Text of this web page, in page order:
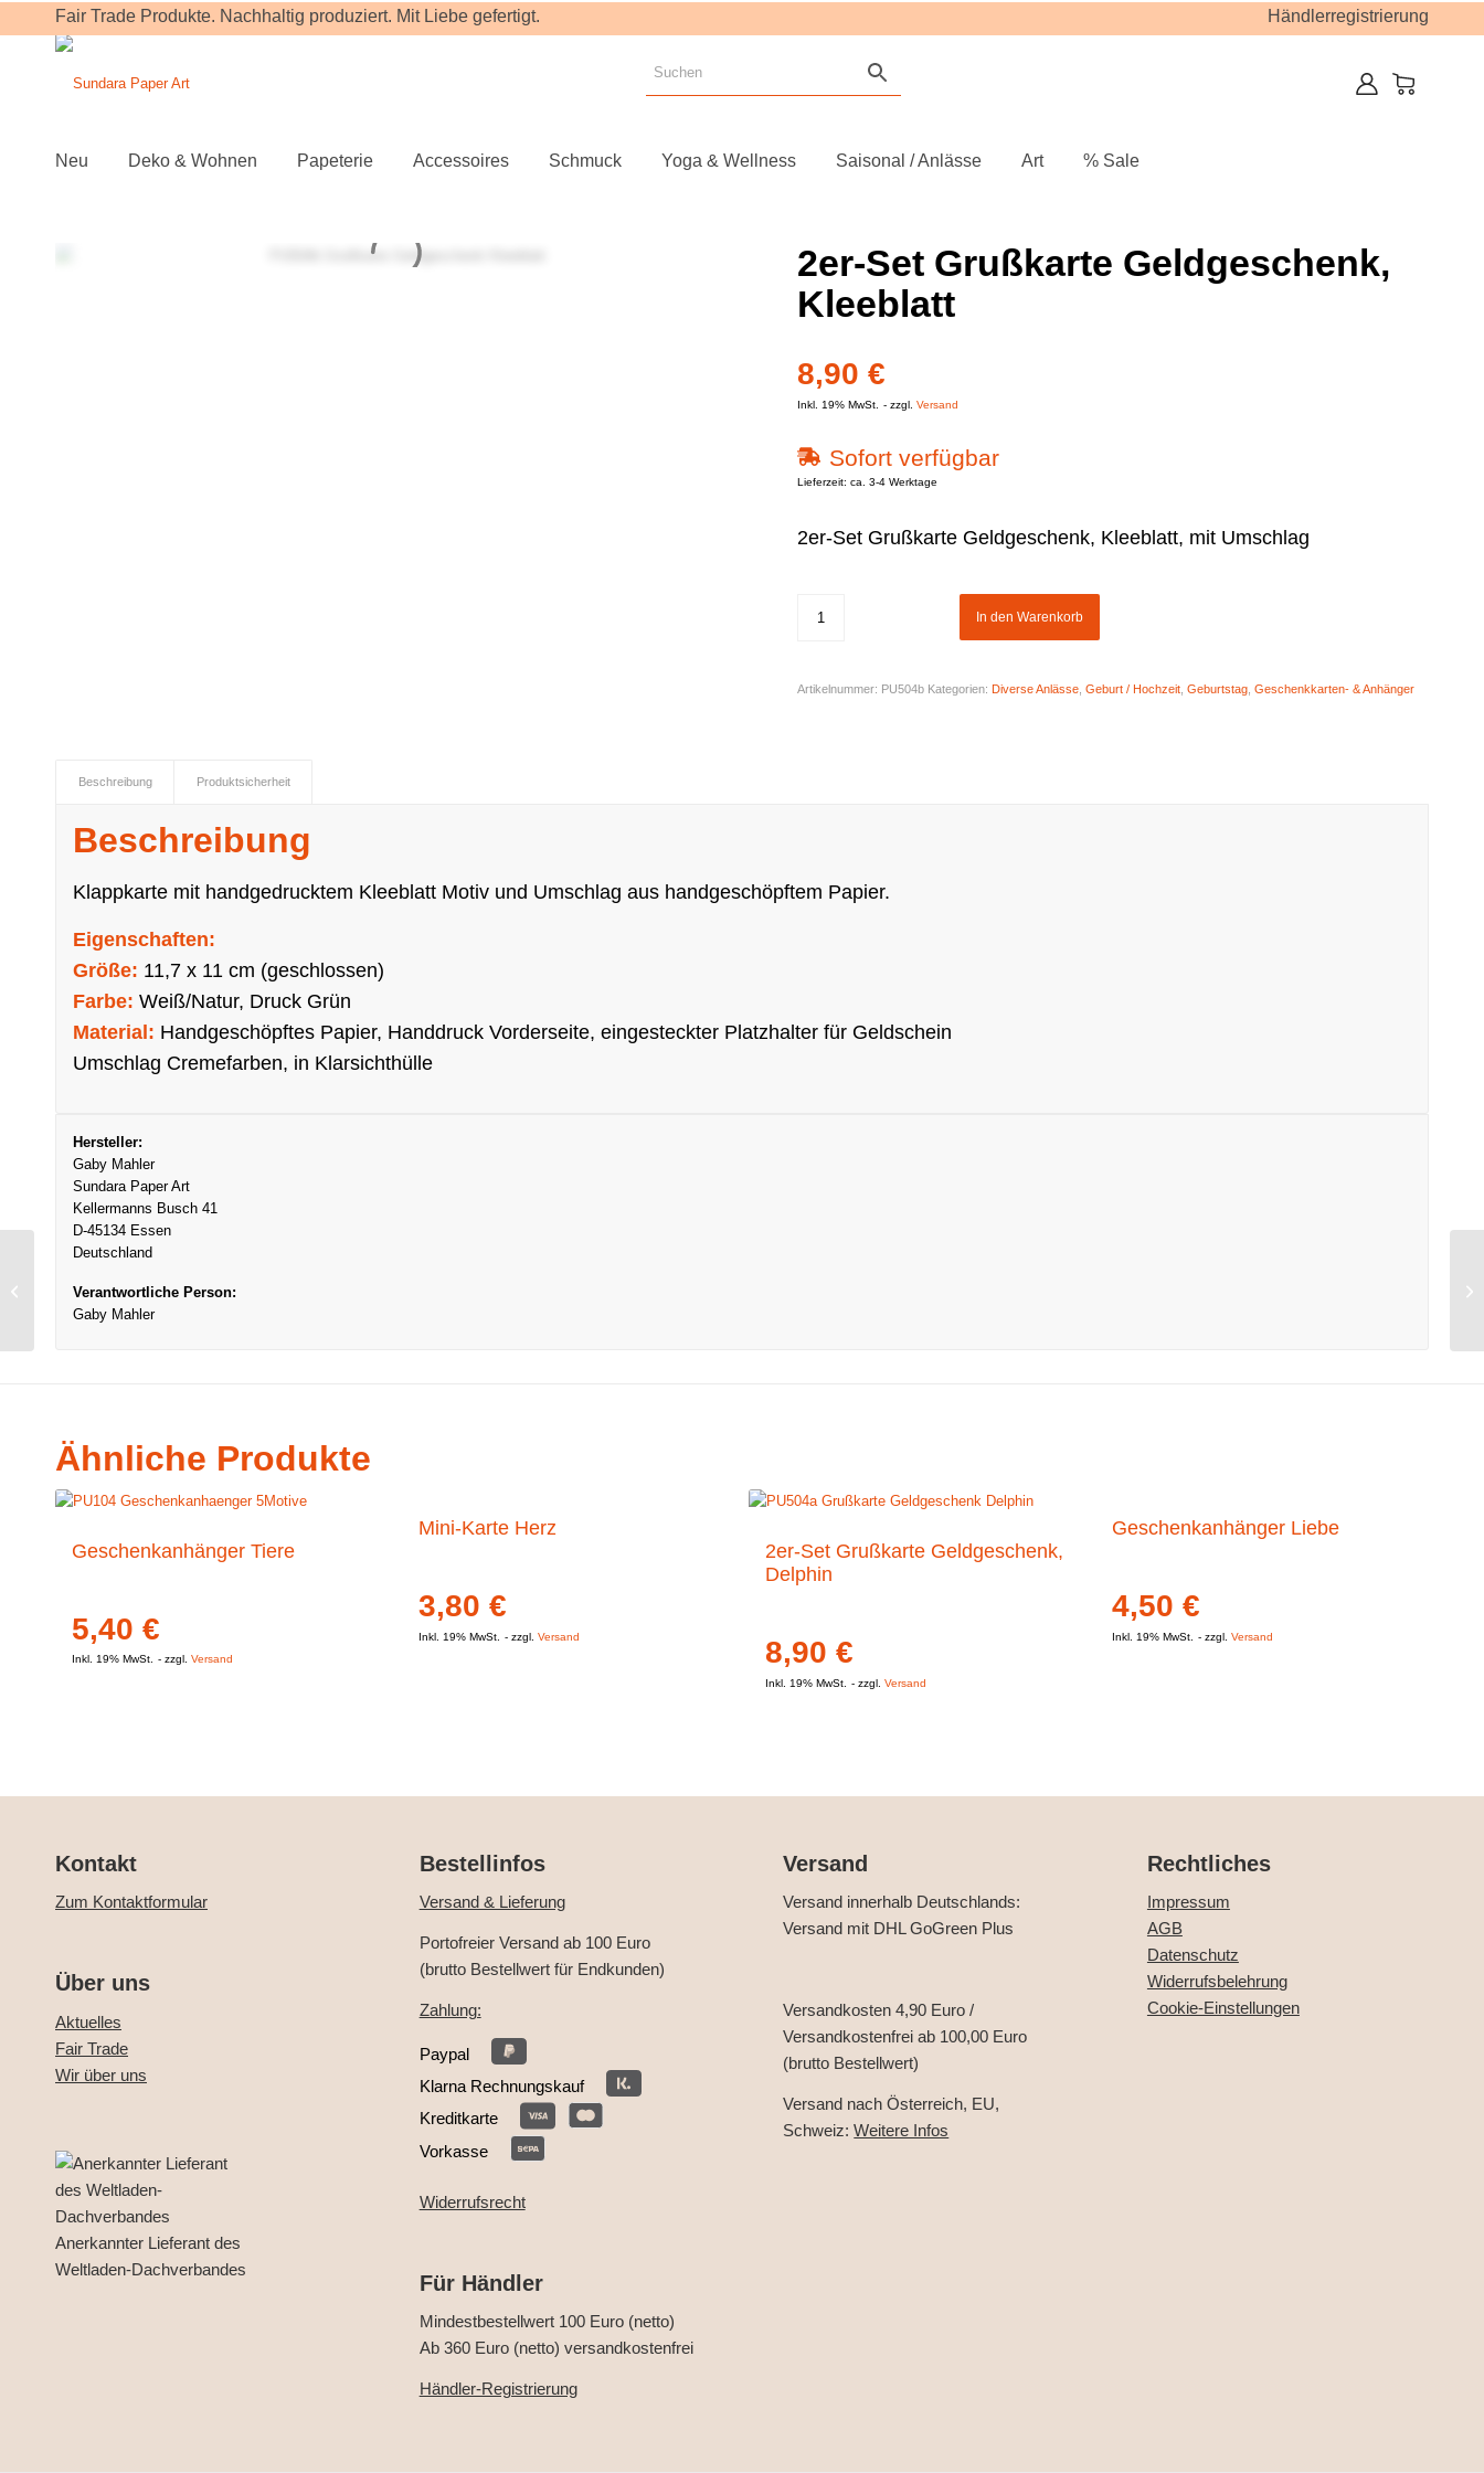
Fair Trade Produkte. Nachhaltig produziert. Mit Liebe gefertigt. Händlerregistrierung
Neu Deko & Wohnen Papeterie Accessoires Schmuck Yoga & Wellness Saisonal / Anlässe Art % Sale
2er-Set Grußkarte Geldgeschenk,
Kleeblatt
8,90 €
Inkl. 19% MwSt. zzgl. Versand
Sofort verfügbar
Lieferzeit: ca. 3-4 Werktage
2er-Set Grußkarte Geldgeschenk, Kleeblatt, mit Umschlag
In den Warenkorb
Artikelnummer: PU504b Kategorien: Diverse Anlässe Geburt / Hochzeit Geburtstag Geschenkkarten- & Anhänger
Beschreibung Produktsicherheit
Beschreibung
Klappkarte mit handgedrucktem Kleeblatt Motiv und Umschlag aus handgeschöpftem Papier.
Eigenschaften:
Größe: 11,7 x 11 cm (geschlossen)
Farbe: Weiß/Natur, Druck Grün
Material: Handgeschöpftes Papier, Handdruck Vorderseite, eingesteckter Platzhalter für Geldschein
Umschlag Cremefarben, in Klarsichthülle
Hersteller:
Gaby Mahler
Sundara Paper Art
Kellermanns Busch 41
D-45134 Essen
Deutschland
Verantwortliche Person:
Gaby Mahler
Ähnliche Produkte
Geschenkanhänger Tiere
5,40 €
Inkl. 19% MwSt. zzgl. Versand
Mini-Karte Herz
3,80€
Inkl. 19% MwSt. zzgl.Versand
2er-Set Grußkarte Geldgeschenk,
Delphin
8,90€
Inkl. 19% MwSt. zzgl.Versand
Geschenkanhänger Liebe
4,50€
Inkl. 19% MwSt. zzgl.Versand
Kontakt
Zum Kontaktformular
Über uns
Aktuelles
Fair Trade
Wir über uns
Anerkannter Lieferant des
Weltladen-Dachverbandes
Bestellinfos
Versand & Lieferung
Portofreier Versand ab 100 Euro
(brutto Bestellwert für Endkunden)
Zahlung:
Paypal
Klarna Rechnungskauf
Kreditkarte
Vorkasse
Widerrufsrecht
Für Händler
Mindestbestellwert 100 Euro (netto)
Ab 360 Euro (netto) versandkostenfrei
Händler-Registrierung
Versand
Versand innerhalb Deutschlands:
Versand mit DHL GoGreen Plus
Versandkosten 4,90 Euro /
Versandkostenfrei ab 100,00 Euro
(brutto Bestellwert)
Versand nach Österreich, EU,
Schweiz:Weitere Infos
Rechtliches
Impressum
AGB
Datenschutz
Widerrufsbelehrung
Cookie-Einstellungen